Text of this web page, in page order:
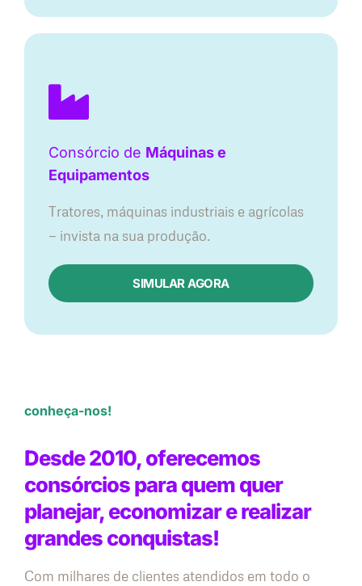
Consórcio de Máquinas e
Equipamentos
Tratores, máquinas industriais e agrícolas
— invista na sua produção.
SIMULAR AGORA
conheça-nos!
Desde 2010, oferecemos
consórcios para quem quer
planejar, economizar e realizar
grandes conquistas!
Com milhares de clientes atendidos em todo o